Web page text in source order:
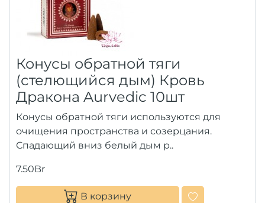
Конусы обратной тяги
(стелющийся дым) Кровь
Дракона Aurvedic 10шт
Конусы обратной тяги используются для
очищения пространства и созерцания.
Спадающий вниз белый дым р..
7.50Br
В корзину